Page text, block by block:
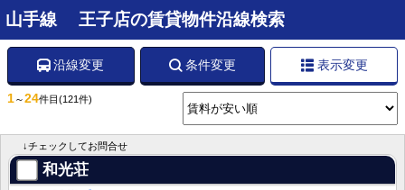
山手線 王子店の賃貸物件沿線検索
沿線変更 条件変更 表示変更
1～24件目 (121件)
↓チェックしてお問合せ
和光荘